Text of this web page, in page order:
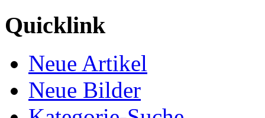
Quicklink
Neue Artikel
Neue Bilder